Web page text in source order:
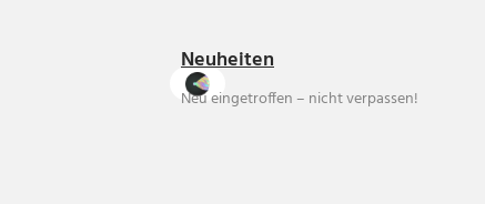
Neuheiten
Neu eingetroffen – nicht verpassen!